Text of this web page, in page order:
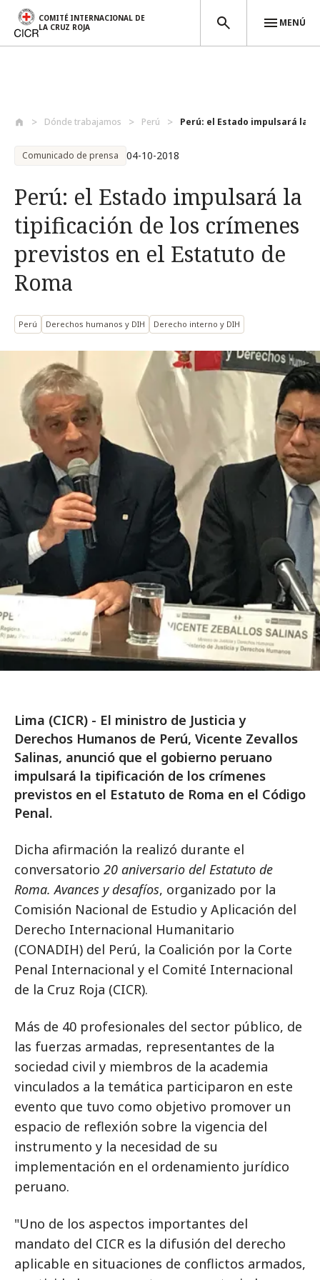
COMITÉ INTERNACIONAL DE
LA CRUZ ROJA
MENÚ
Dónde trabajamos Perú Perú: el Estado impulsará la
Comunicado de prensa 04-10-2018
Perú: el Estado impulsará la
tipificación de los crímenes
previstos en el Estatuto de
Roma
Perú Derechos humanos y DIH Derecho interno y DIH
Lima (CICR) - El ministro de Justicia y
Derechos Humanos de Perú, Vicente Zevallos
Salinas, anunció que el gobierno peruano
impulsará la tipificación de los crímenes
previstos en el Estatuto de Roma en el Código
Penal.
Dicha afirmación la realizó durante el
conversatorio 20 aniversario del Estatuto de
Roma. Avances y desafíos, organizado por la
Comisión Nacional de Estudio y Aplicación del
Derecho Internacional Humanitario
(CONADIH) del Perú, la Coalición por la Corte
Penal Internacional y el Comité Internacional
de la Cruz Roja (CICR).
Más de 40 profesionales del sector público, de
las fuerzas armadas, representantes de la
sociedad civil y miembros de la academia
vinculados a la temática participaron en este
evento que tuvo como objetivo promover un
espacio de reflexión sobre la vigencia del
instrumento y la necesidad de su
implementación en el ordenamiento jurídico
peruano.
"Uno de los aspectos importantes del
mandato del CICR es la difusión del derecho
aplicable en situaciones de conflictos armados,